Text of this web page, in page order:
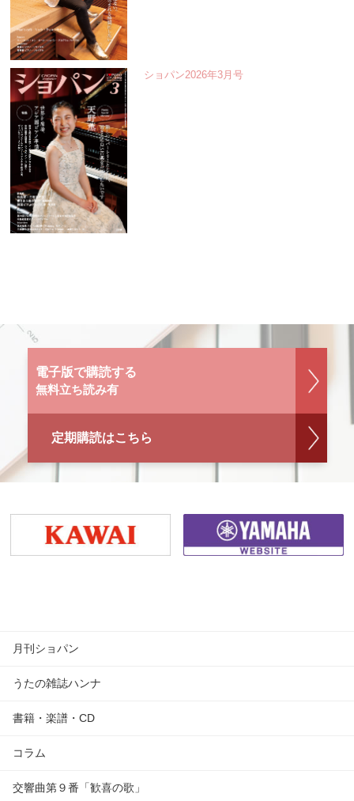
ショパン2026年3月号
電子版で購読する
無料立ち読み有
定期購読はこちら
月刊ショパン
うたの雑誌ハンナ
書籍・楽譜・CD
コラム
交響曲第９番「歓喜の歌」